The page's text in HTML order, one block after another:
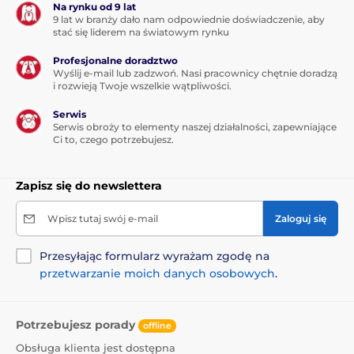
Na rynku od 9 lat
9 lat w branży dało nam odpowiednie doświadczenie, aby
stać się liderem na światowym rynku
Profesjonalne doradztwo
Wyślij e-mail lub zadzwoń. Nasi pracownicy chętnie doradzą
i rozwieją Twoje wszelkie wątpliwości.
Serwis
Serwis obroży to elementy naszej działalności, zapewniające
Ci to, czego potrzebujesz.
Zapisz się do newslettera
Wpisz tutaj swój e-mail Zaloguj się
Przesyłając formularz wyrażam zgodę na
przetwarzanie moich danych osobowych.
Potrzebujesz porady offline
Obsługa klienta jest dostępna